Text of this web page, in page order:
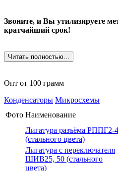
Звоните, и Вы утилизируете
кратчайший срок!
Читать полностью...
Опт от 100 грамм
Конденсаторы Микросхемы
Фото Наименование
Лигатура разъёма РППГ2-
(стального цвета)
Лигатура с переключателя
ШИВ25, 50 (стального
цвета)